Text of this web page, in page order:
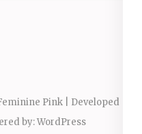
Pink | Developed
by:WordPress